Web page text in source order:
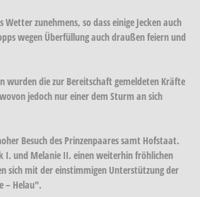
Wetter zunehmens, so dass einige Jecken auch
wegen Überfüllung auch draußen feiern und
wurden die zur Bereitschaft gemeldeten Kräfte
jedoch nur einer dem Sturm an sich
Besuch des Prinzenpaares samt Hofstaat.
I. und Melanie II. einen weiterhin fröhlichen
sich mit der einstimmigen Unterstützung der
– Helau".